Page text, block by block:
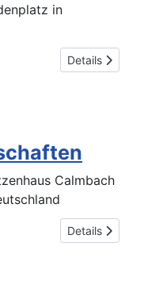
in
Details
Calmbach
Details